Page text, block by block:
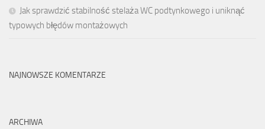
Jak sprawdzić stabilność stelaża WC podtynkowego i uniknąć
typowych błędów montażowych
NAJNOWSZE KOMENTARZE
ARCHIWA